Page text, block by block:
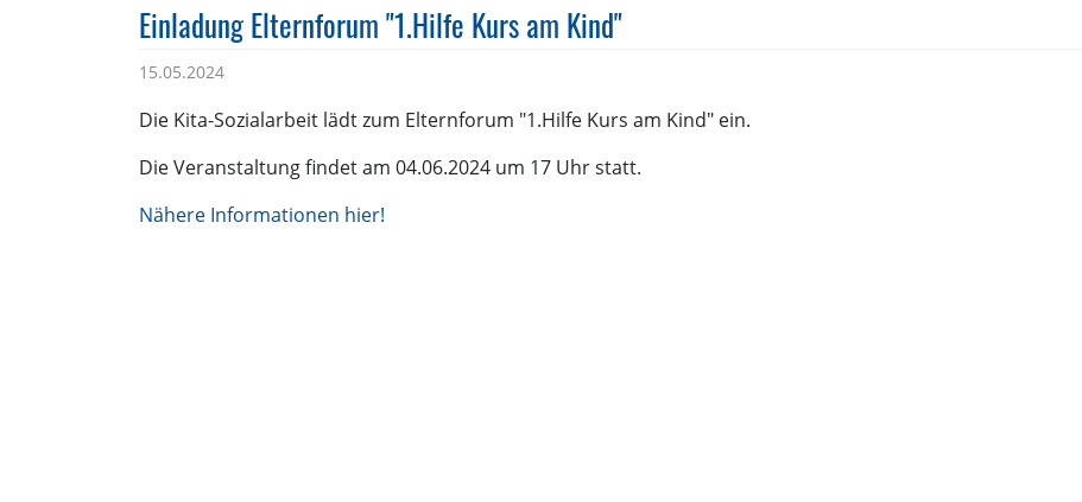
Einladung Elternforum "1.Hilfe Kurs am Kind"
15.05.2024
Die Kita-Sozialarbeit lädt zum Elternforum "1.Hilfe Kurs am Kind" ein.
Die Veranstaltung findet am 04.06.2024 um 17 Uhr statt.
Nähere Informationen hier!